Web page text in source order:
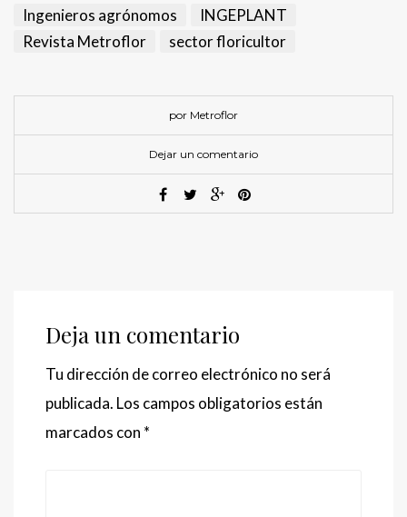
Ingenieros agrónomos
INGEPLANT
Revista Metroflor
sector floricultor
por Metroflor
Dejar un comentario
Deja un comentario
Tu dirección de correo electrónico no será
publicada. Los campos obligatorios están
marcados con *